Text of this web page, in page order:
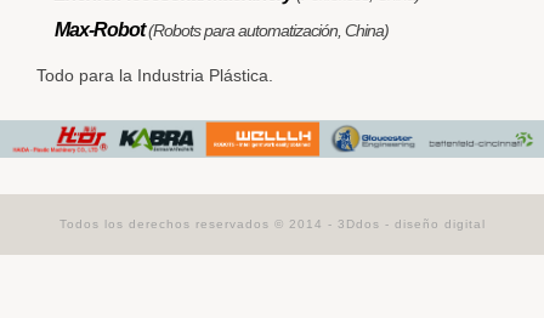
Max-Robot(Robots para automatización, China)
Todo para la Industria Plástica.
Todos los derechos reservados © 2014 - 3Ddos - diseño digital